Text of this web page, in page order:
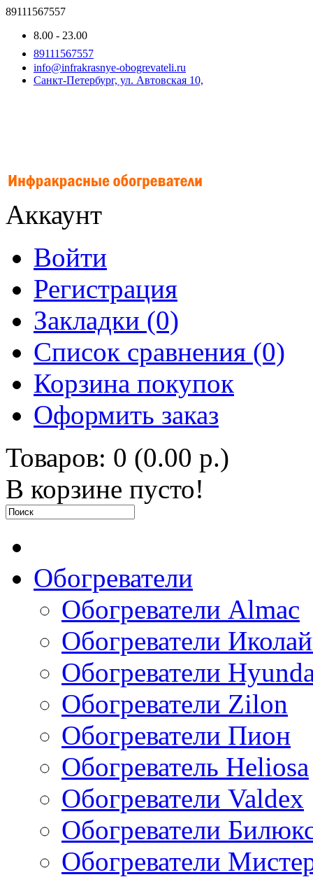
89111567557
8.00 - 23.00
89111567557
info@infrakrasnye-obogrevateli.ru
Санкт-Петербург, ул. Автовская 10,
Аккаунт
Войти
Регистрация
Закладки (0)
Список сравнения (0)
Корзина покупок
Оформить заказ
Товаров: 0 (0.00 р.)
В корзине пусто!
Обогреватели
Обогреватели Almac
Обогреватели
Обогреватели
Обогреватели Zilon
Обогреватели Пион
Обогреватель Heliosa
Обогреватели Valdex
Обогреватели
Обогреватели